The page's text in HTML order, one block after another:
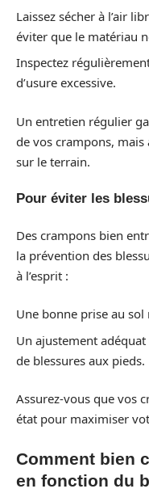
Laissez sécher à l’air
éviter que le matériau
Inspectez
d’usure excessive.
Un entretien régulier
de vos crampons,
sur le terrain.
Pour éviter les
Des crampons bien
la prévention des
à l’esprit :
Une bonne prise au
Un ajustement
de blessures aux pieds.
Assurez-vous que vos
état pour maximiser
Comment bien
en fonction du